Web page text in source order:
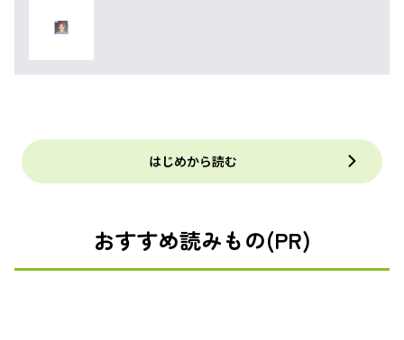
はじめから読む
おすすめ読みもの(PR)